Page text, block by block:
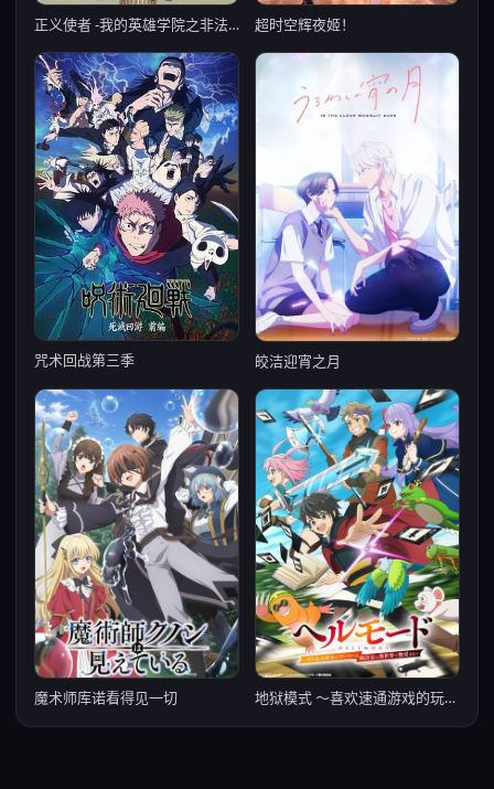
正义使者 -我的英雄学院之非法英雄- 第二季 超时空辉夜姬！
咒术回战第三季 皎洁迎宵之月
魔术师库诺看得见一切 地狱模式 ～喜欢速通游戏的玩家在废设定异世界无双～